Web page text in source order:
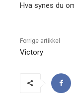
Hva synes du
Forrige artikkel
Victory